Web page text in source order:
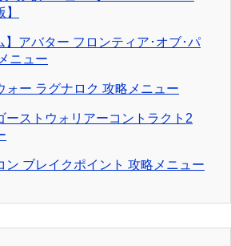
】アバター フロンティア･オブ･パ
ニュー
ォー ラグナロク 攻略メニュー
ーストウォリアーコントラクト2
ン ブレイクポイント 攻略メニュー